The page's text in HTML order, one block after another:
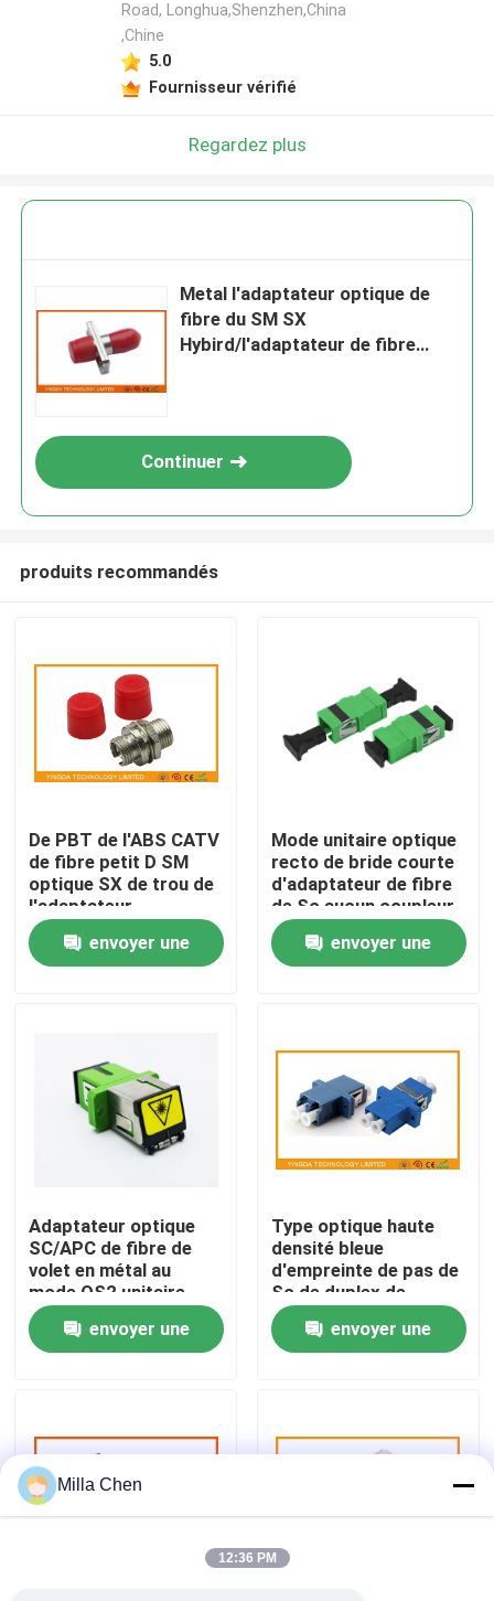
Maison
Au sujet de nous
Contrôle de qualité
Contactez-nous
Cas
Demandez une citation
Road, Longhua,Shenzhen,China
,Chine
5.0
Fournisseur vérifié
Regardez plus
Metal l'adaptateur optique de
fibre du SM SX
Hybird/l'adaptateur de fibre
Continuer
produits recommandés
De PBT de l'ABS CATV
de fibre petit D SM
optique SX de trou de
l'adaptateur
FC/coupleur optique
de fibreenvoyer une
Mode unitaire optique
recto de bride courte
d'adaptateur de fibre
de Sc aucun coupleur
en plastique de bride
envoyer une
Adaptateur optique
SC/APC de fibre de
volet en métal au
mode OS2 unitaire
recto de SC/APC avec
la brideenvoyer une
Type optique haute
densité bleue
d'empreinte de pas de
Sc de duplex de
l'adaptateur LC de
fibre de PBT de mode
unitaire
envoyer une
Milla Chen
12:36 PM